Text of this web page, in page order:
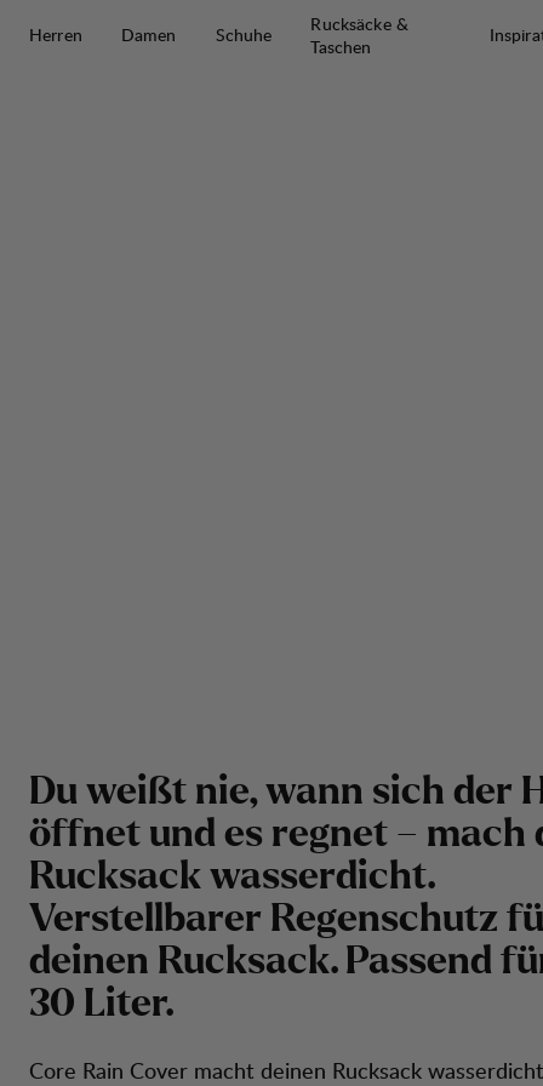
Herren
Damen Schuhe
Rucksäcke &
Taschen
Du weißt nie, wann sich der
öffnet und es regnet – mach
Rucksack wasserdicht.
Verstellbarer Regenschutz
deinen Rucksack. Passend
30 Liter.
Core Rain Cover macht deinen Rucksack